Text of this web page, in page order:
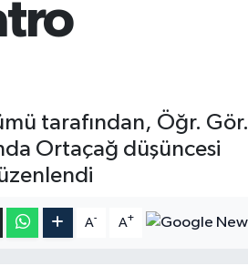
tarafından, Öğr. Gör.
Ortaçağ düşüncesi
A- A+